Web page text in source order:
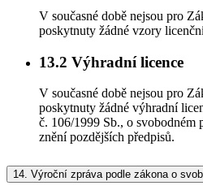
V současné době nejsou pro
poskytnuty žádné vzory
13.2 Výhradní licence
V současné době nejsou pro
poskytnuty žádné výhradní
č. 106/1999 Sb., o svobodném
znění pozdějších předpisů.
14. Výroční zpráva podle zákona o